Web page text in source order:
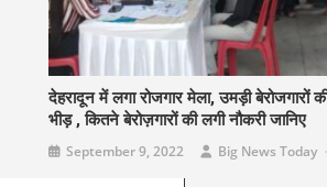
देहरादून में लगा रोजगार मेला, उमड़ी बेरोजगारों
भीड़ , कितने बेरोज़गारों की लगी नौकरी जानिए
September 9, 2022 Big News Today